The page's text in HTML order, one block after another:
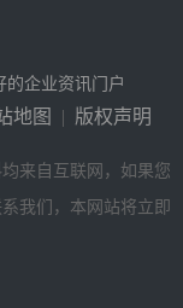
的企业资讯门户
地图 | 版权声明
来自互联网，如果您
我们，本网站将立即